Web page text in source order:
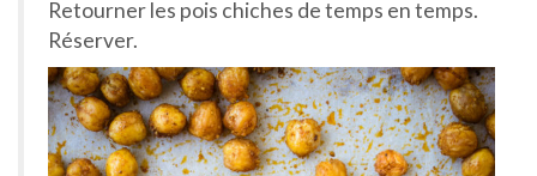
Retourner les pois chiches de temps en temps.
Réserver.